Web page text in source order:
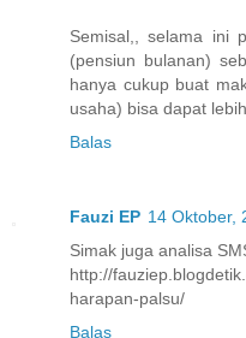
Semisal,, selama ini
(pensiun bulanan)
hanya cukup buat
usaha) bisa dapat
Balas
Fauzi EP 14 Oktober,
Simak juga analisa
http://
harapan-palsu/
Balas